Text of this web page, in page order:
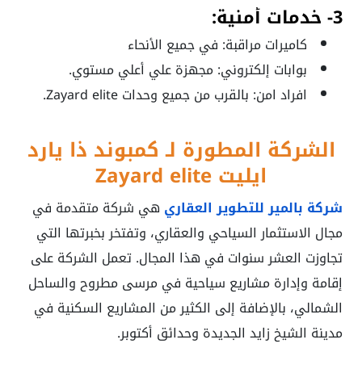
3- خدمات أمنية:
كاميرات مراقبة: في جميع الأنحاء
بوابات إلكتروني: مجهزة علي أعلي مستوي.
افراد امن: بالقرب من جميع وحدات Zayard elite.
الشركة المطورة لـ كمبوند ذا يارد
ايليت Zayard elite
شركة بالمير للتطوير العقاري هي شركة متقدمة في
مجال الاستثمار السياحي والعقاري، وتفتخر بخبرتها التي
تجاوزت العشر سنوات في هذا المجال. تعمل الشركة على
إقامة وإدارة مشاريع سياحية في مرسى مطروح والساحل
الشمالي، بالإضافة إلى الكثير من المشاريع السكنية في
مدينة الشيخ زايد الجديدة وحدائق أكتوبر.